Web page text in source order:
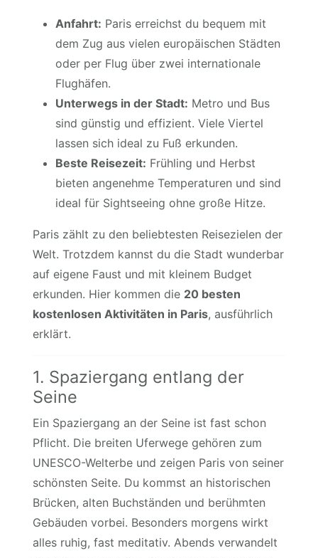
Anfahrt: Paris erreichst du bequem mit
dem Zug aus vielen europäischen Städten
oder per Flug über zwei internationale
Flughäfen.
Unterwegs in der Stadt: Metro und Bus
sind günstig und effizient. Viele Viertel
lassen sich ideal zu Fuß erkunden.
Beste Reisezeit: Frühling und Herbst
bieten angenehme Temperaturen und sind
ideal für Sightseeing ohne große Hitze.
Paris zählt zu den beliebtesten Reisezielen der
Welt. Trotzdem kannst du die Stadt wunderbar
auf eigene Faust und mit kleinem Budget
erkunden. Hier kommen die 20 besten
kostenlosen Aktivitäten in Paris, ausführlich
erklärt.
1. Spaziergang entlang der
Seine
Ein Spaziergang an der Seine ist fast schon
Pflicht. Die breiten Uferwege gehören zum
UNESCO-Welterbe und zeigen Paris von seiner
schönsten Seite. Du kommst an historischen
Brücken, alten Buchständen und berühmten
Gebäuden vorbei. Besonders morgens wirkt
alles ruhig, fast meditativ. Abends verwandelt